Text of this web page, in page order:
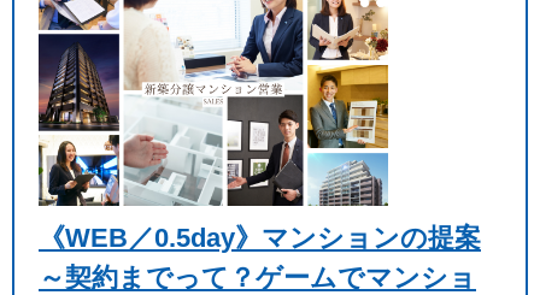
《WEB／0.5day》マンションの提案
～契約までって？ゲームでマンショ